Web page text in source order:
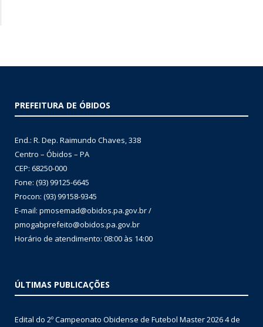
PREFEITURA DE ÓBIDOS
End.: R. Dep. Raimundo Chaves, 338
Centro – Óbidos – PA
CEP: 68250-000
Fone: (93) 99125-6645
Procon: (93) 99158-9345
E-mail: pmosemad@obidos.pa.gov.br /
pmogabprefeito@obidos.pa.gov.br
Horário de atendimento: 08:00 às 14:00
ÚLTIMAS PUBLICAÇÕES
Edital do 2º Campeonato Obidense de Futebol Master 20264 de